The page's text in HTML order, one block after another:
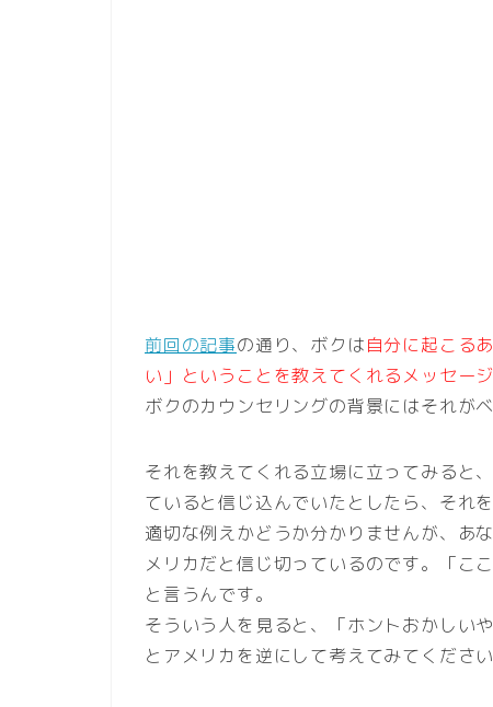
前回の記事の通り、ボクは自分に起こる
い」ということを教えてくれるメッセージ
ボクのカウンセリングの背景にはそれが
それを教えてくれる立場に立ってみると
ていると信じ込んでいたとしたら、それ
適切な例えかどうか分かりませんが、あ
メリカだと信じ切っているのです。「こ
と言うんです。
そういう人を見ると、「ホントおかしい
とアメリカを逆にして考えてみてください